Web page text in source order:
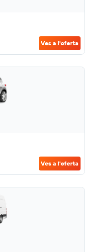
Ves a l'oferta
Ves a l'oferta